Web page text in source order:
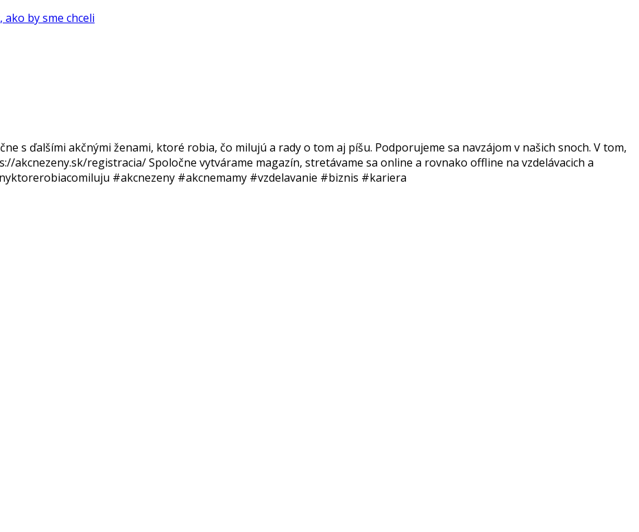
by sme chceli
s ďalšími akčnými ženami, ktoré robia, čo milujú a rady o tom aj píšu. Podporujeme sa navzájom v našich snoch. V tom,
akcnezeny.sk/registracia/ Spoločne vytvárame magazín, stretávame sa online a rovnako offline na vzdelávacich a
#akcnezeny #akcnemamy #vzdelavanie #biznis #kariera